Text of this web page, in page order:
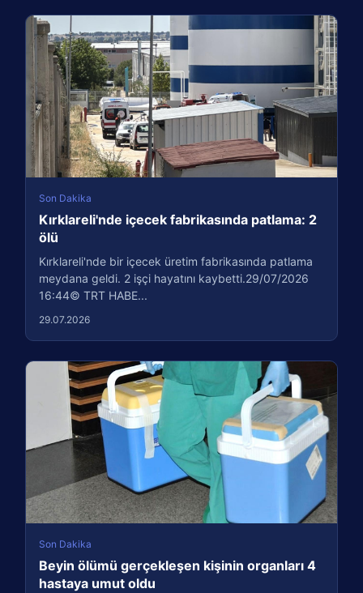
Son Dakika
Kırklareli'nde içecek fabrikasında patlama: 2
ölü
Kırklareli'nde bir içecek üretim fabrikasında patlama
meydana geldi. 2 işçi hayatını kaybetti.29/07/2026
16:44© TRT HABE...
29.07.2026
Son Dakika
Beyin ölümü gerçekleşen kişinin organları 4
hastaya umut oldu